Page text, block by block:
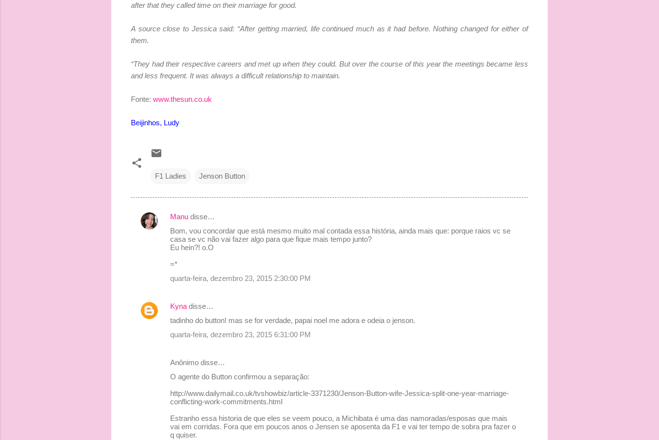
after that they called time on their marriage for good.
A source close to Jessica said: “After getting married, life continued much as it had before. Nothing changed for either of
them.
“They had their respective careers and met up when they could. But over the course of this year the meetings became less
and less frequent. It was always a difficult relationship to maintain.
Fonte: www.thesun.co.uk
Beijinhos, Ludy
F1 Ladies Jenson Button
C
á
r
Manu disse…
Bom, vou concordar que está mesmo muito mal contada essa história, ainda mais que: porque raios vc se
casa se vc não vai fazer algo para que fique mais tempo junto?
Eu hein?! o.O
=*
quarta-feira, dezembro 23, 2015 2:30:00 PM
Kyna disse…
tadinho do button! mas se for verdade, papai noel me adora e odeia o jenson.
quarta-feira, dezembro 23, 2015 6:31:00 PM
Anônimo disse…
O agente do Button confirmou a separação:
http://www.dailymail.co.uk/tvshowbiz/article-3371230/Jenson-Button-wife-Jessica-split-one-year-marriage-
conflicting-work-commitments.html
Estranho essa historia de que eles se veem pouco, a Michibata é uma das namoradas/esposas que mais
vai em corridas. Fora que em poucos anos o Jensen se aposenta da F1 e vai ter tempo de sobra pra fazer o
q quiser.